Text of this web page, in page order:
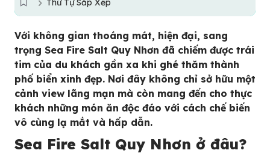
Thứ Tự Sắp Xếp
Với không gian thoáng mát, hiện đại, sang
trọng Sea Fire Salt Quy Nhơn đã chiếm được trái
tim của du khách gần xa khi ghé thăm thành
phố biển xinh đẹp. Nơi đây không chỉ sở hữu một
cảnh view lãng mạn mà còn mang đến cho thực
khách những món ăn độc đáo với cách chế biến
vô cùng lạ mắt và hấp dẫn.
Sea Fire Salt Quy Nhơn ở đâu?